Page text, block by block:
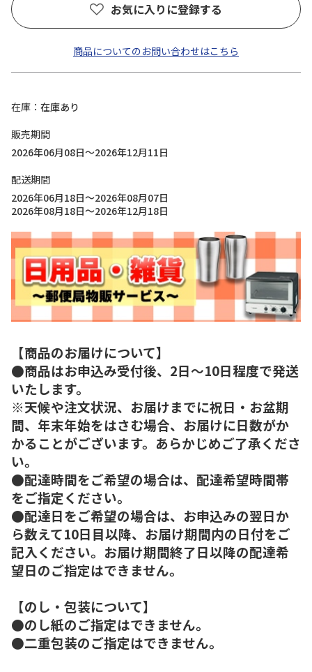
お気に入りに登録する
商品についてのお問い合わせはこちら
在庫
在庫あり
販売期間
2026年06月08日～2026年12月11日
配送期間
2026年06月18日～2026年08月07日
2026年08月18日～2026年12月18日
【商品のお届けについて】
●商品はお申込み受付後、2日～10日程度で発送
いたします。
※天候や注文状況、お届けまでに祝日・お盆期
間、年末年始をはさむ場合、お届けに日数がか
かることがございます。あらかじめご了承くださ
い。
●配達時間をご希望の場合は、配達希望時間帯
をご指定ください。
●配達日をご希望の場合は、お申込みの翌日か
ら数えて10日目以降、お届け期間内の日付をご
記入ください。お届け期間終了日以降の配達希
望日のご指定はできません。
【のし・包装について】
●のし紙のご指定はできません。
●二重包装のご指定はできません。